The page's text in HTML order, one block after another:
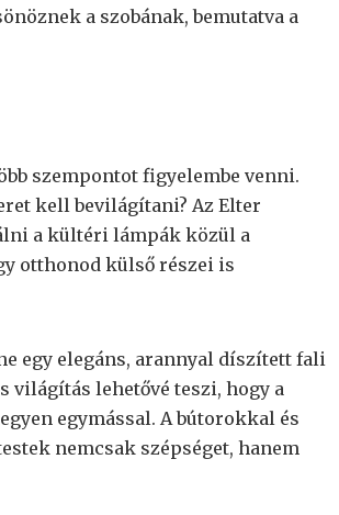
a szobának, bemutatva a
szempontot figyelembe venni.
kell bevilágítani? Az Elter
a kültéri lámpák közül a
otthonod külső részei is
egy elegáns, arannyal díszített fali
világítás lehetővé teszi, hogy a
egymással. A bútorokkal és
nemcsak szépséget, hanem